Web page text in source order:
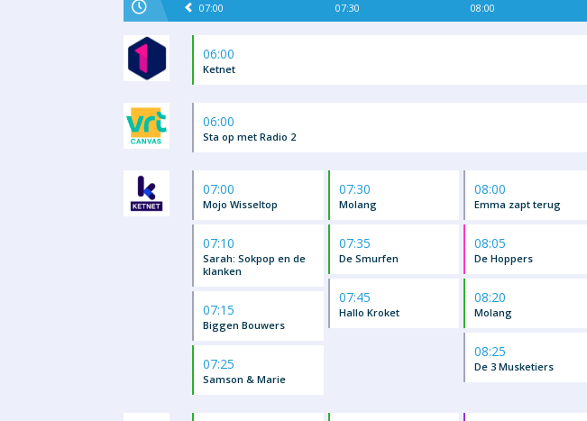
07:00 07:30 08:00
06:00
Ketnet
06:00
Sta op met Radio 2
07:00
Mojo Wisseltop
07:10
Sarah: Sokpop en de
klanken
07:15
Biggen Bouwers
07:25
Samson & Marie
07:30
Molang
07:35
De Smurfen
07:45
Hallo Kroket
08:00
Emma zapt terug
08:05
De Hoppers
08:20
Molang
08:25
De 3 Musketiers